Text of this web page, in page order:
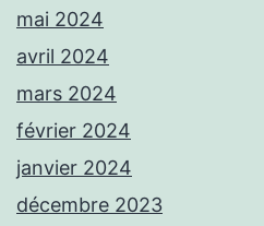
mai 2024
avril 2024
mars 2024
février 2024
janvier 2024
décembre 2023